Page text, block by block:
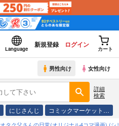
Language
新規登録 ログイン
カート
男性向け 女性向け
詳細
検索
にじさんじ コミックマーケット…